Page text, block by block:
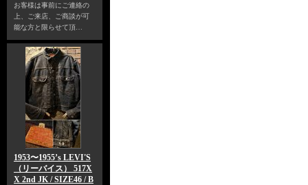
お客様は事前にご連絡の
上、ご来店、ご商談が可
能な方と限らせて頂…
1953〜1955’s LEVI'S
（リーバイス） 517X
X 2nd JK / SIZE46 / B